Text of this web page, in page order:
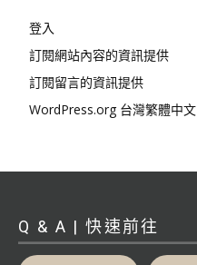
登入
訂閱網站內容的資訊提供
訂閱留言的資訊提供
WordPress.org 台灣繁體中文
Q & A | 快速前往